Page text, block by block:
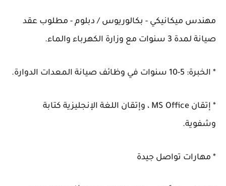
مهندس ميكانيكي - بكالوريوس / دبلوم - مطلوب عقد
صيانة لمدة 3 سنوات مع وزارة الكهرباء والماء.
* الخبرة: 5-10 سنوات في وظائف صيانة المعدات الدوارة.
* إتقان MS Office ، وإتقان اللغة الإنجليزية كتابة
وشفوية.
* مهارات تواصل جيدة